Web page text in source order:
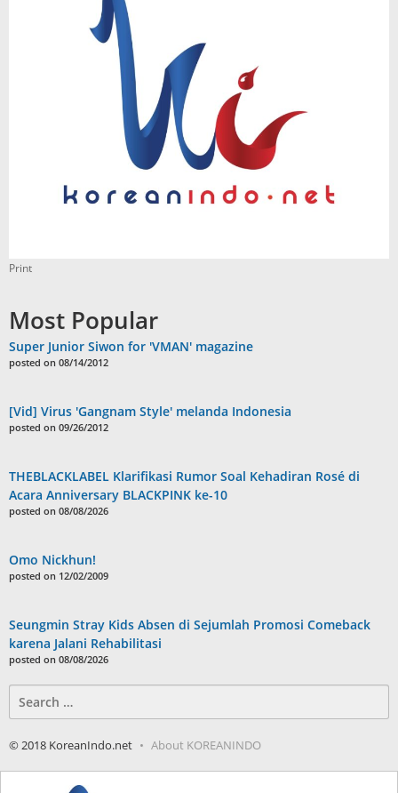
Print
Most Popular
Super Junior Siwon for 'VMAN' magazine
posted on 08/14/2012
[Vid] Virus 'Gangnam Style' melanda Indonesia
posted on 09/26/2012
THEBLACKLABEL Klarifikasi Rumor Soal Kehadiran Rosé di
Acara Anniversary BLACKPINK ke-10
posted on 08/08/2026
Omo Nickhun!
posted on 12/02/2009
Seungmin Stray Kids Absen di Sejumlah Promosi Comeback
karena Jalani Rehabilitasi
posted on 08/08/2026
for:
© 2018 KoreanIndo.net About KOREANINDO